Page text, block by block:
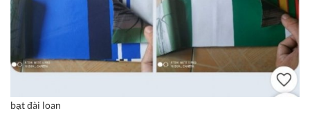
bạt đài loan